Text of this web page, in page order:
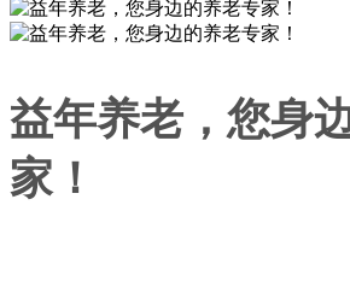
益年养老，您身
家！